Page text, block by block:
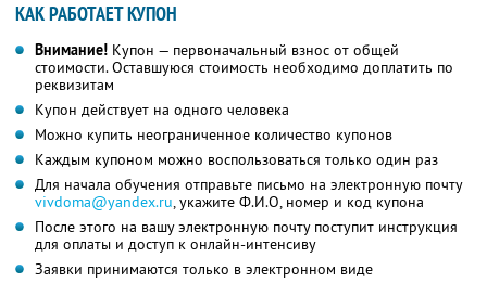
КАК РАБОТАЕТ КУПОН
Внимание! Купон — первоначальный взнос от общей
стоимости. Оставшуюся стоимость необходимо доплатить по
реквизитам
Купон действует на одного человека
Можно купить неограниченное количество купонов
Каждым купоном можно воспользоваться только один раз
Для начала обучения отправьте письмо на электронную почту
vivdoma@yandex.ru, укажите Ф.И.О,номер и код купона
После этого на вашу электронную почту поступит инструкция
для оплаты и доступ к онлайн-интенсиву
Заявки принимаются только в электронном виде